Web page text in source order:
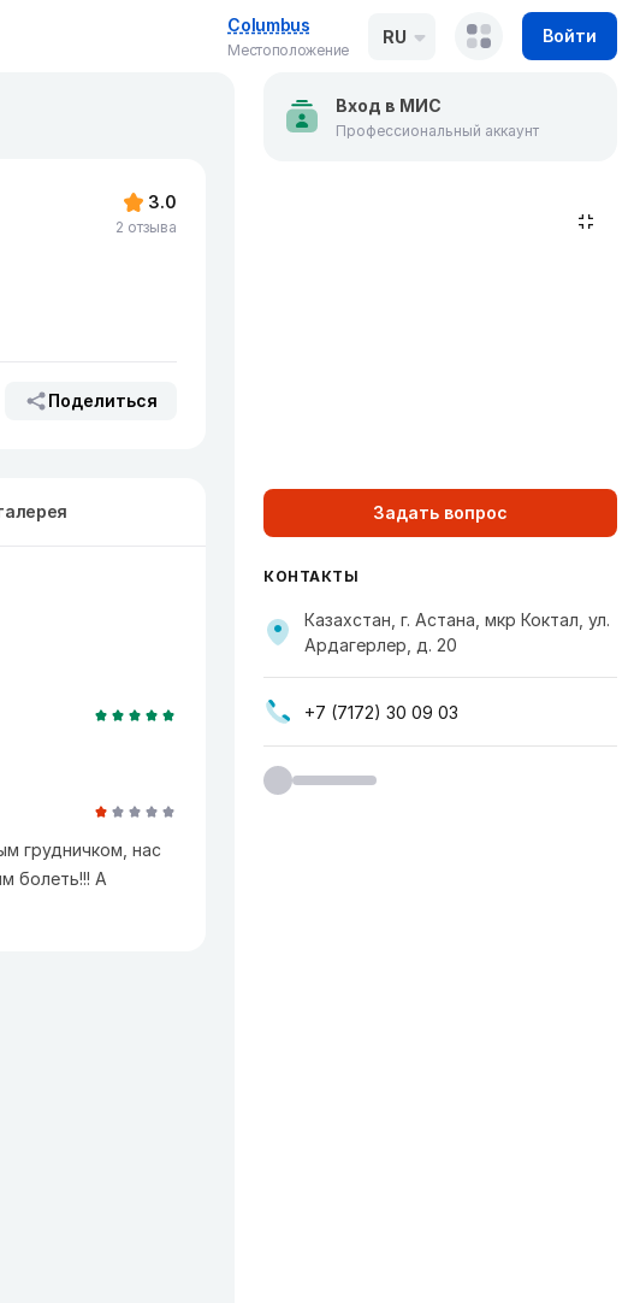
Columbus
Местоположение
RU Войти
Поделиться
3.0
2 отзыва
грудничком, нас
болеть!!! А
Вход в МИС
Профессиональный аккаунт
Задать вопрос
КОНТАКТЫ
Казахстан, г. Астана, мкр Коктал, ул.
Ардагерлер, д. 20
+7 (7172) 30 09 03